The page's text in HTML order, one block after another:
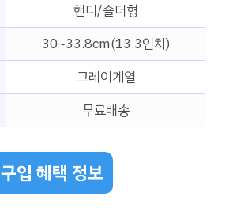
핸디/숄더형
30~33.8cm(13.3인치)
그레이계열
무료배송
구입 혜택 정보